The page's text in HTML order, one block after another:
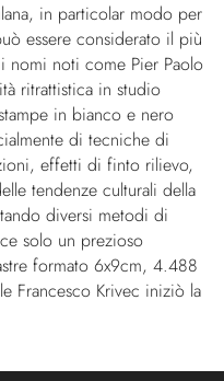
in particolar modo per
essere considerato il più
nomi noti come Pier Paolo
ritrattistica in studio
in bianco e nero
di tecniche di
effetti di finto rilievo,
tendenze culturali della
diversi metodi di
solo un prezioso
formato 6x9cm, 4.488
Francesco Krivec iniziò la